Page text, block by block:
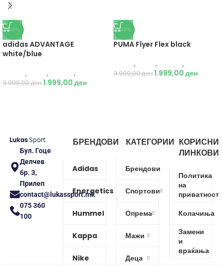
-50%
adidas ADVANTAGE
white/blue
, , ,
3.999,00ден1.999,00 ден
-50%
PUMA Flyer Flex black
, , ,
3.999,00ден1.999,00 ден
Бул. Гоце
Делчев
бр. 3,
Прилеп
contact@lukassport.mk
075 360
100
БРЕНДОВИ
Adidas
Energetics
Hummel
Kappa
Nike
КАТЕГОРИИ
Брендови
Спортови
Опрема
Мажи
Деца
КОРИСНИ
ЛИНКОВИ
Политика
на
приватност
Колачиња
Замени
и
враќања